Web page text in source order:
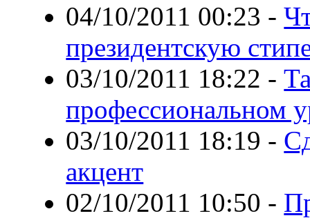
04/10/2011 00:23 -
президентскую
03/10/2011 18:22 -
профессиональном
03/10/2011 18:19 -
акцент
02/10/2011 10:50 -